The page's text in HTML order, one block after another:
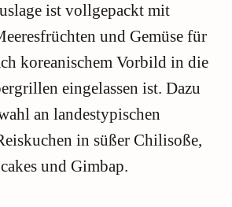
ist vollgepackt mit
und Gemüse für
koreanischem Vorbild in die
eingelassen ist. Dazu
an landestypischen
in süßer Chilisoße,
und Gimbap.